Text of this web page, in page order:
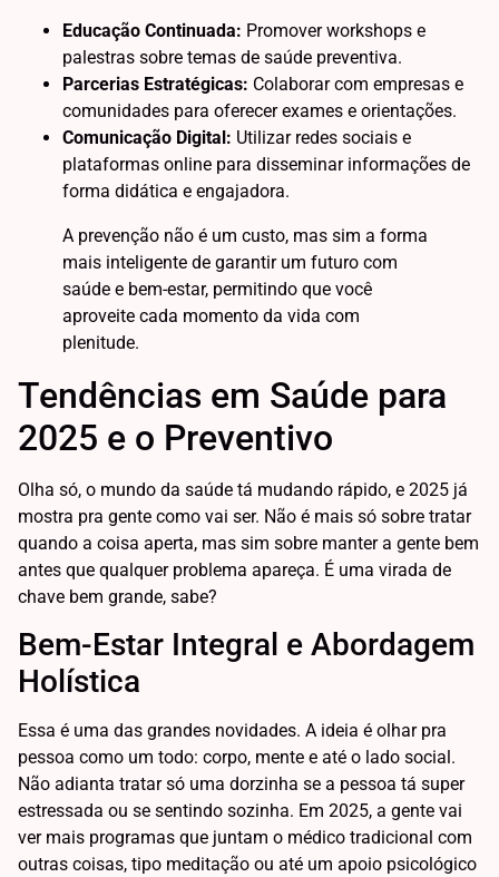
Educação Continuada: Promover workshops e
palestras sobre temas de saúde preventiva.
Parcerias Estratégicas: Colaborar com empresas e
comunidades para oferecer exames e orientações.
Comunicação Digital: Utilizar redes sociais e
plataformas online para disseminar informações de
forma didática e engajadora.
A prevenção não é um custo, mas sim a forma
mais inteligente de garantir um futuro com
saúde e bem-estar, permitindo que você
aproveite cada momento da vida com
plenitude.
Tendências em Saúde para
2025 e o Preventivo
Olha só, o mundo da saúde tá mudando rápido, e 2025 já
mostra pra gente como vai ser. Não é mais só sobre tratar
quando a coisa aperta, mas sim sobre manter a gente bem
antes que qualquer problema apareça. É uma virada de
chave bem grande, sabe?
Bem-Estar Integral e Abordagem
Holística
Essa é uma das grandes novidades. A ideia é olhar pra
pessoa como um todo: corpo, mente e até o lado social.
Não adianta tratar só uma dorzinha se a pessoa tá super
estressada ou se sentindo sozinha. Em 2025, a gente vai
ver mais programas que juntam o médico tradicional com
outras coisas, tipo meditação ou até um apoio psicológico